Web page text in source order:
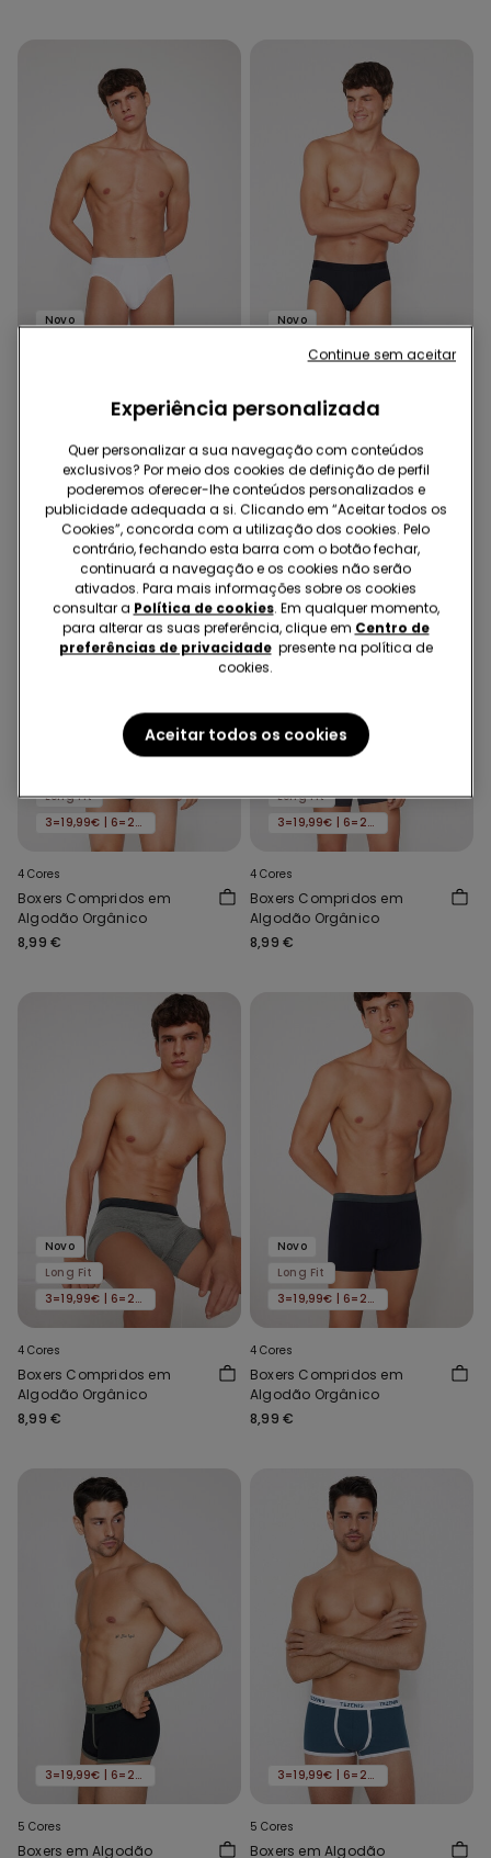
Novo
Cuecas Microfibra Elástico
com Logotipo
Novo
Cuecas Microfibra Elástico
com Logotipo
8,99 €
Long Fit
3=19,99€ | 6=29,99€
4 Cores
Boxers Compridos em
Algodão Orgânico
8,99 €
Long Fit
3=19,99€ | 6=29,99€
4 Cores
Boxers Compridos em
Algodão Orgânico
8,99 €
Novo
Long Fit
3=19,99€ | 6=29,99€
4 Cores
Boxers Compridos em
Algodão Orgânico
8,99 €
Novo
Long Fit
3=19,99€ | 6=29,99€
4 Cores
Boxers Compridos em
Algodão Orgânico
8,99 €
3=19,99€ | 6=29,99€
5 Cores
Boxers em Algodão
3=19,99€ | 6=29,99€
5 Cores
Boxers em Algodão
Experiência personalizada
Quer personalizar a sua navegação com conteúdos
exclusivos? Por meio dos cookies de definição de perfil
poderemos oferecer-lhe conteúdos personalizados e
publicidade adequada a si. Clicando em “Aceitar todos os
Cookies”, concorda com a utilização dos cookies. Pelo
contrário, fechando esta barra com o botão fechar,
continuará a navegação e os cookies não serão
ativados. Para mais informações sobre os cookies
consultar a Política de cookies. Em qualquer momento,
para alterar as suas preferência, clique em Centro de
preferências de privacidadepresente na política de
cookies.
Aceitar todos os cookies
Continue sem aceitar